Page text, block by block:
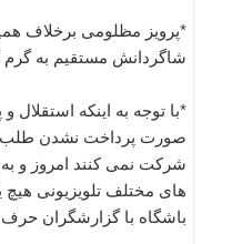
*پرویز مظلومی برخلاف
شاگردانش مستقیم به گرم
*با توجه به اینکه استقلال
صورت پرداخت نشدن طلب
شرکت نمی کنند امروز و
های مختلف تلویزیونی هیچ
باشگاه با گزارشگران حرف